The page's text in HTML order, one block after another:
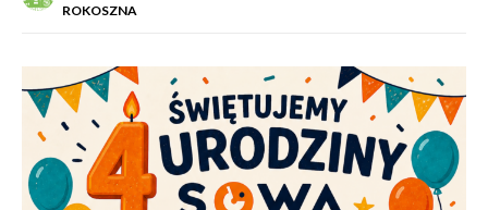
ROKOSZNA